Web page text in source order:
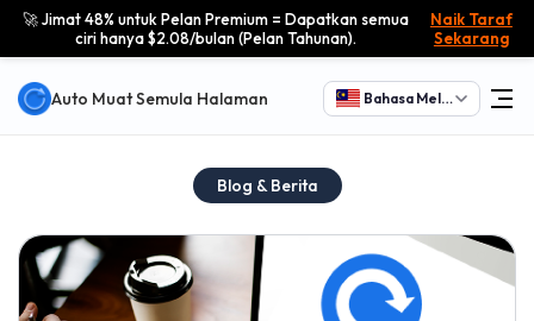
🚀 Jimat 48% untuk Pelan Premium = Dapatkan semua
ciri hanya $2.08/bulan (Pelan Tahunan).
Naik Taraf
Sekarang
Auto Muat Semula Halaman Bahasa Melayu
Blog & Berita